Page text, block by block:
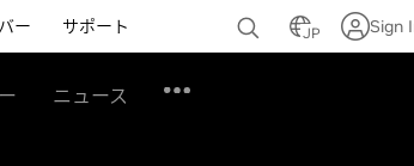
ー サポート JP Sign
ニュース